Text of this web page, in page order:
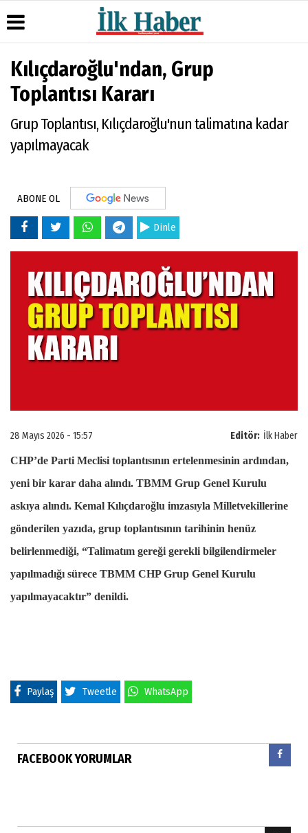
Üye Paneli
Haber
Gazete
Arşivi
Hava
Durumu
Gazete
Manşetleri
Galeri
Çerez
Kılıçdaroğlu'ndan, Grup
Toplantısı Kararı
Grup Toplantısı, Kılıçdaroğlu'nun talimatına kadar
yapılmayacak
ABONE OL
Dinle
Editör: İlk Haber
28 Mayıs 2026 - 15:57
CHP’de Parti Meclisi toplantısının ertelenmesinin ardından,
yeni bir karar daha alındı. TBMM Grup Genel Kurulu
askıya alındı. Kemal Kılıçdaroğlu imzasıyla Milletvekillerine
gönderilen yazıda, grup toplantısının tarihinin henüz
belirlenmediği, “Talimatım gereği gerekli bilgilendirmeler
yapılmadığı sürece TBMM CHP Grup Genel Kurulu
yapılmayacaktır” denildi.
Paylaş Tweetle WhatsApp
FACEBOOK YORUMLAR